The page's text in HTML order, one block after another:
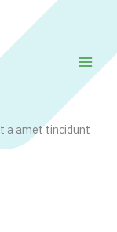
a amet tincidunt